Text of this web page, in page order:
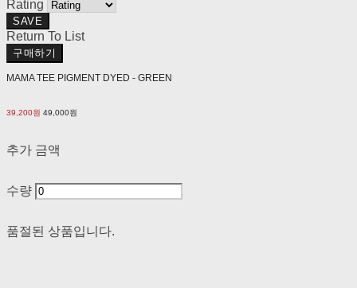
Rating
SAVE
Return To List
구매하기
MAMA TEE PIGMENT DYED - GREEN
39,200원 49,000원
추가 금액
수량
품절된 상품입니다.